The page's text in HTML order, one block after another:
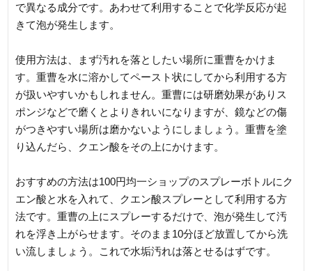
で異なる成分です。あわせて利用することで化学反応が起
きて泡が発生します。
使用方法は、まず汚れを落としたい場所に重曹をかけま
す。重曹を水に溶かしてペースト状にしてから利用する方
が扱いやすいかもしれません。重曹には研磨効果がありス
ポンジなどで磨くとよりきれいになりますが、鏡などの傷
がつきやすい場所は磨かないようにしましょう。重曹を塗
り込んだら、クエン酸をその上にかけます。
おすすめの方法は100円均一ショップのスプレーボトルにク
エン酸と水を入れて、クエン酸スプレーとして利用する方
法です。重曹の上にスプレーするだけで、泡が発生して汚
れを浮き上がらせます。そのまま10分ほど放置してから洗
い流しましょう。これで水垢汚れは落とせるはずです。